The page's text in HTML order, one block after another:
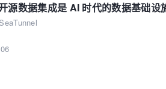
源数据集成是 AI 时代的数据基础设